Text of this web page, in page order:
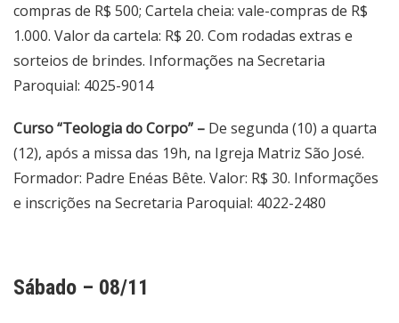
compras de R$ 500; Cartela cheia: vale-compras de R$
1.000. Valor da cartela: R$ 20. Com rodadas extras e
sorteios de brindes. Informações na Secretaria
Paroquial: 4025-9014
Curso “Teologia do Corpo” – De segunda (10) a quarta
(12), após a missa das 19h, na Igreja Matriz São José.
Formador: Padre Enéas Bête. Valor: R$ 30. Informações
e inscrições na Secretaria Paroquial: 4022-2480
Sábado – 08/11